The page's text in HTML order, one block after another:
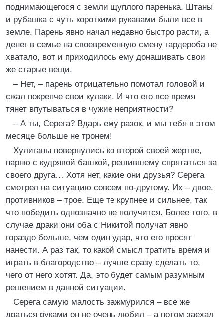
поднимающегося с земли щуплого паренька. Штаны
и рубашка с чуть короткими рукавами были все в
земле. Парень явно начал недавно быстро расти, а
денег в семье на своевременную смену гардероба не
хватало, вот и приходилось ему донашивать свои
же старые вещи.
– Нет, – парень отрицательно помотал головой и
сжал покрепче свои кулаки. И что его все время
тянет впутываться в чужие неприятности?
– А ты, Серега? Вдарь ему разок, и мы тебя в этом
месяце больше не тронем!
Хулиганы повернулись ко второй своей жертве,
парню с кудрявой башкой, решившему спрятаться за
своего друга… Хотя нет, какие они друзья? Серега
смотрел на ситуацию совсем по-другому. Их – двое,
противников – трое. Еще те крупнее и сильнее, так
что победить однозначно не получится. Более того, в
случае драки они оба с Никитой получат явно
гораздо больше, чем один удар, что его просят
нанести. А раз так, то какой смысл тратить время и
играть в благородство – лучше сразу сделать то,
чего от него хотят. Да, это будет самым разумным
решением в данной ситуации.
Серега самую малость зажмурился – все же
драться руками он не очень любил – а потом заехал